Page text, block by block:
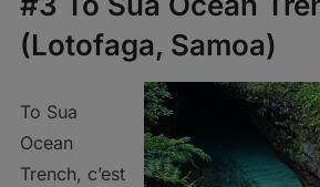
(Lotofaga, Samoa)
To Sua
Ocean
Trench, c’est